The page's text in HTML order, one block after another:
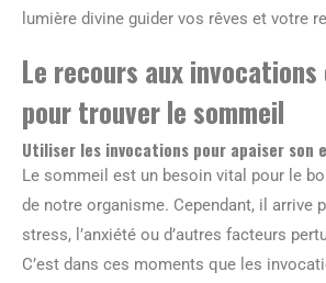
lumière divine guider vos rêves et votre
Le recours aux invocations
pour trouver le sommeil
Utiliser les invocations pour apaiser son
Le sommeil est un besoin vital pour le
de notre organisme. Cependant, il arrive
stress, l’anxiété ou d’autres facteurs
C’est dans ces moments que les